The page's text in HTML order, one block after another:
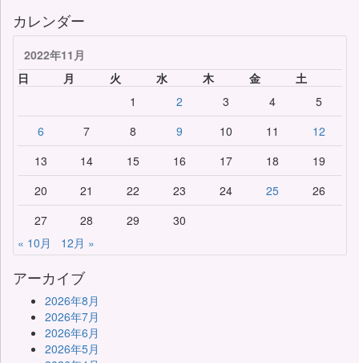
カレンダー
2022年11月
日
月 火 水 木 金
土
1
2 3 4
5
6
7 8 9 10 11
12
13
14 15 16 17 18
19
20
21 22 23 24 25
26
27
28 29
30
« 10月
12月 »
アーカイブ
2026年8月
2026年7月
2026年6月
2026年5月